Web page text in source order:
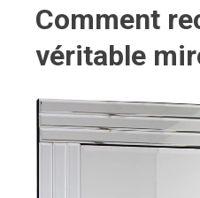
Comment
véritable